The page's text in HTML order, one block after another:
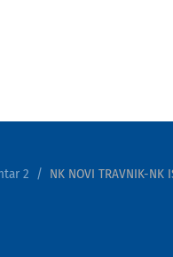
2 NK NOVI TRAVNIK-NK